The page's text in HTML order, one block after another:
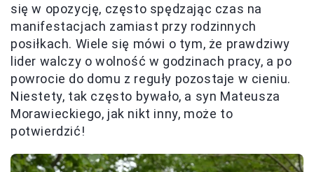
się w opozycję, często spędzając czas na
manifestacjach zamiast przy rodzinnych
posiłkach. Wiele się mówi o tym, że prawdziwy
lider walczy o wolność w godzinach pracy, a po
powrocie do domu z reguły pozostaje w cieniu.
Niestety, tak często bywało, a syn Mateusza
Morawieckiego, jak nikt inny, może to
potwierdzić!